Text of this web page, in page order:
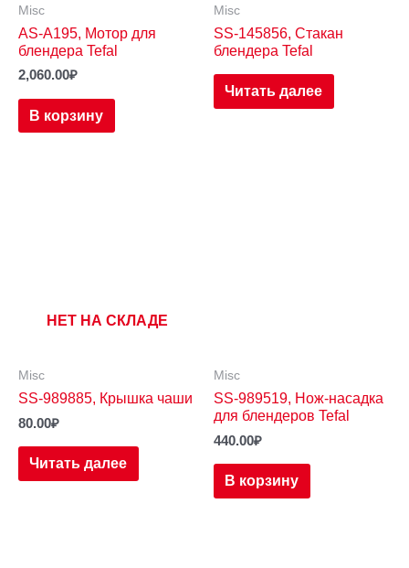
Misc
AS-A195, Мотор для
блендера Tefal
2,060.00₽
В корзину
Misc
SS-145856, Стакан
блендера Tefal
Читать далее
НЕТ НА СКЛАДЕ
Misc
SS-989885, Крышка чаши
80.00₽
Читать далее
Misc
SS-989519, Нож-насадка
для блендеров Tefal
440.00₽
В корзину